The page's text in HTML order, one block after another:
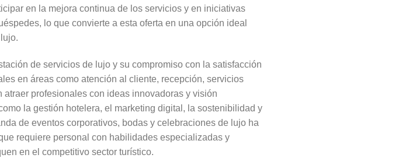
en la mejora continua de los servicios y en iniciativas
lo que convierte a esta oferta en una opción ideal
de servicios de lujo y su compromiso con la satisfacción
en áreas como atención al cliente, recepción, servicios
profesionales con ideas innovadoras y visión
la gestión hotelera, el marketing digital, la sostenibilidad y
de eventos corporativos, bodas y celebraciones de lujo ha
requiere personal con habilidades especializadas y
en el competitivo sector turístico.